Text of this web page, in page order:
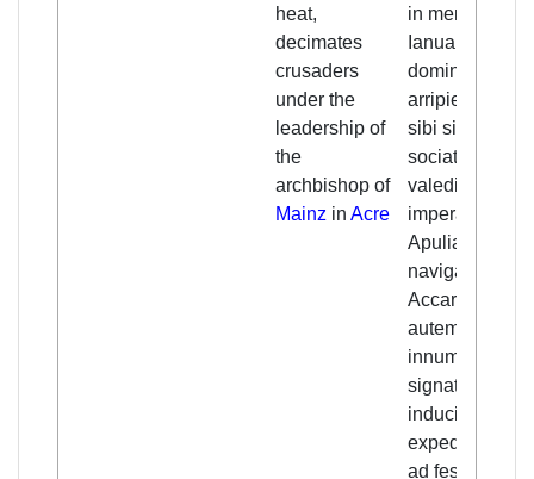
heat,
decimates
crusaders
under the
leadership of
the
archbishop of
Mainz inAcre
in mense
Ianuario iter
dominice
arripiens,
sibi signatis
sociatis,
valedicens
imperatori in
Apulia, inde
navigavit
Accaron.
autem
signatorum
induciaverunt
expedicionem
ad festum